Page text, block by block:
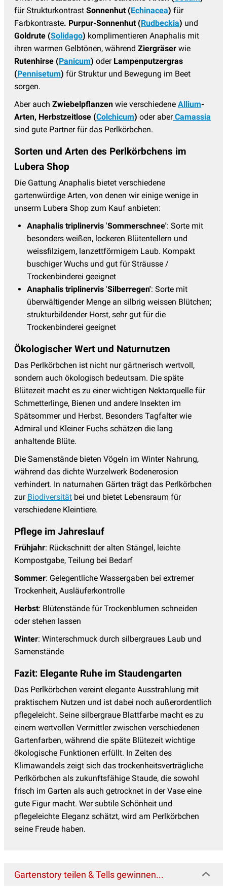
für Strukturkontrast Sonnenhut (Echinacea) für
Farbkontraste. Purpur-Sonnenhut (Rudbeckia) und
Goldrute (Solidago) komplimentieren Anaphalis mit
ihren warmen Gelbtönen, während Ziergräser wie
Rutenhirse (Panicum) oder Lampenputzergras
(Pennisetum) für Struktur und Bewegung im Beet
sorgen.
Aber auch Zwiebelpflanzen wie verschiedene Allium-
Arten, Herbstzeitlose (Colchicum) oder aberCamassia
sind gute Partner für das Perlkörbchen.
Sorten und Arten des Perlkörbchens im
Lubera Shop
Die Gattung Anaphalis bietet verschiedene
gartenwürdige Arten, von denen wir einige wenige in
unserm Lubera Shop zum Kauf anbieten:
Anaphalis triplinervis 'Sommerschnee': Sorte mit
besonders weißen, lockeren Blütentellern und
weissfilzigem, lanzettförmigem Laub. Kompakt
buschiger Wuchs und gut für Sträusse /
Trockenbinderei geeignet
Anaphalis triplinervis 'Silberregen': Sorte mit
überwältigender Menge an silbrig weissen Blütchen;
strukturbildender Horst, sehr gut für die
Trockenbinderei geeignet
Ökologischer Wert und Naturnutzen
Das Perlkörbchen ist nicht nur gärtnerisch wertvoll,
sondern auch ökologisch bedeutsam. Die späte
Blütezeit macht es zu einer wichtigen Nektarquelle für
Schmetterlinge, Bienen und andere Insekten im
Spätsommer und Herbst. Besonders Tagfalter wie
Admiral und Kleiner Fuchs schätzen die lang
anhaltende Blüte.
Die Samenstände bieten Vögeln im Winter Nahrung,
während das dichte Wurzelwerk Bodenerosion
verhindert. In naturnahen Gärten trägt das Perlkörbchen
zur Biodiversität bei und bietet Lebensraum für
verschiedene Kleintiere.
Pflege im Jahreslauf
Frühjahr: Rückschnitt der alten Stängel, leichte
Kompostgabe, Teilung bei Bedarf
Sommer: Gelegentliche Wassergaben bei extremer
Trockenheit, Ausläuferkontrolle
Herbst: Blütenstände für Trockenblumen schneiden
oder stehen lassen
Winter: Winterschmuck durch silbergraues Laub und
Samenstände
Fazit: Elegante Ruhe im Staudengarten
Das Perlkörbchen vereint elegante Ausstrahlung mit
praktischem Nutzen und ist dabei noch außerordentlich
pflegeleicht. Seine silbergraue Blattfarbe macht es zu
einem wertvollen Vermittler zwischen verschiedenen
Gartenfarben, während die späte Blütezeit wichtige
ökologische Funktionen erfüllt. In Zeiten des
Klimawandels zeigt sich das trockenheitsverträgliche
Perlkörbchen als zukunftsfähige Staude, die sowohl
frisch im Garten als auch getrocknet in der Vase eine
gute Figur macht. Wer subtile Schönheit und
pflegeleichte Eleganz schätzt, wird am Perlkörbchen
seine Freude haben.
Gartenstory teilen & Tells gewinnen...